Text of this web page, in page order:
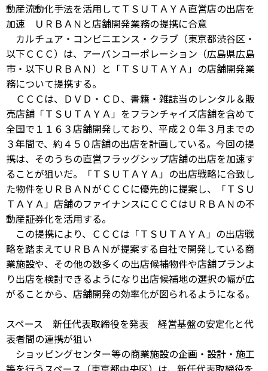
動産流動化手法を活用してＴＳＵＴＡＹＡ直営店の出店を
加速 ＵＲＢＡＮと店舗開発業務の提携に合意
カルチュア・コンビニエンス・クラブ（東京都渋谷区・
以下ＣＣＣ）は、アーバンコーポレーション（広島県広島
市・以下ＵＲＢＡＮ）と「ＴＳＵＴＡＹＡ」の店舗開発業
務について提携する。
ＣＣＣは、ＤＶＤ・ＣＤ、書籍・雑誌当のレンタル＆販
売店舗「ＴＳＵＴＡＹＡ」をフランチャイズ店舗を含めて
全国で１１６３店舗開発しており、平成２０年３月までの
３年間で、約４５０店舗の出店を計画している。今回の提
携は、そのうちの直営フラッグシップ店舗の出店を加速す
ることが狙いだ。「ＴＳＵＴＡＹＡ」の出店戦略に合致し
た物件をＵＲＢＡＮがＣＣＣに優先的に提案し、「ＴＳＵ
ＴＡＹＡ」店舗のファイナンスにＣＣＣはＵＲＢＡＮの不
動産証券化を活用する。
この提携により、ＣＣＣは「ＴＳＵＴＡＹＡ」の出店戦
略を踏まえてＵＲＢＡＮが提案する自社で開発している商
業施設や、その他の数多くの出店候補物件や店舗プランよ
り出店を検討できるようになり出店候補地の選択の幅が広
がることから、店舗開発の効率化が図られるようになる。
スペース 新任代表取締役を発表 経営基盤の安定化と代
表者間の連携が狙い
ショッピングセンター等の商業施設の企画・設計・施工